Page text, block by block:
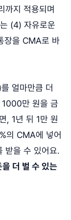
까지 적용되며
(4) 자유로운
장을 CMA로 바
얼마만큼 더
1000만 원을 금
, 1년 뒤 1만 원
의 CMA에 넣어
받을 수 있어요.
더 벌 수 있는